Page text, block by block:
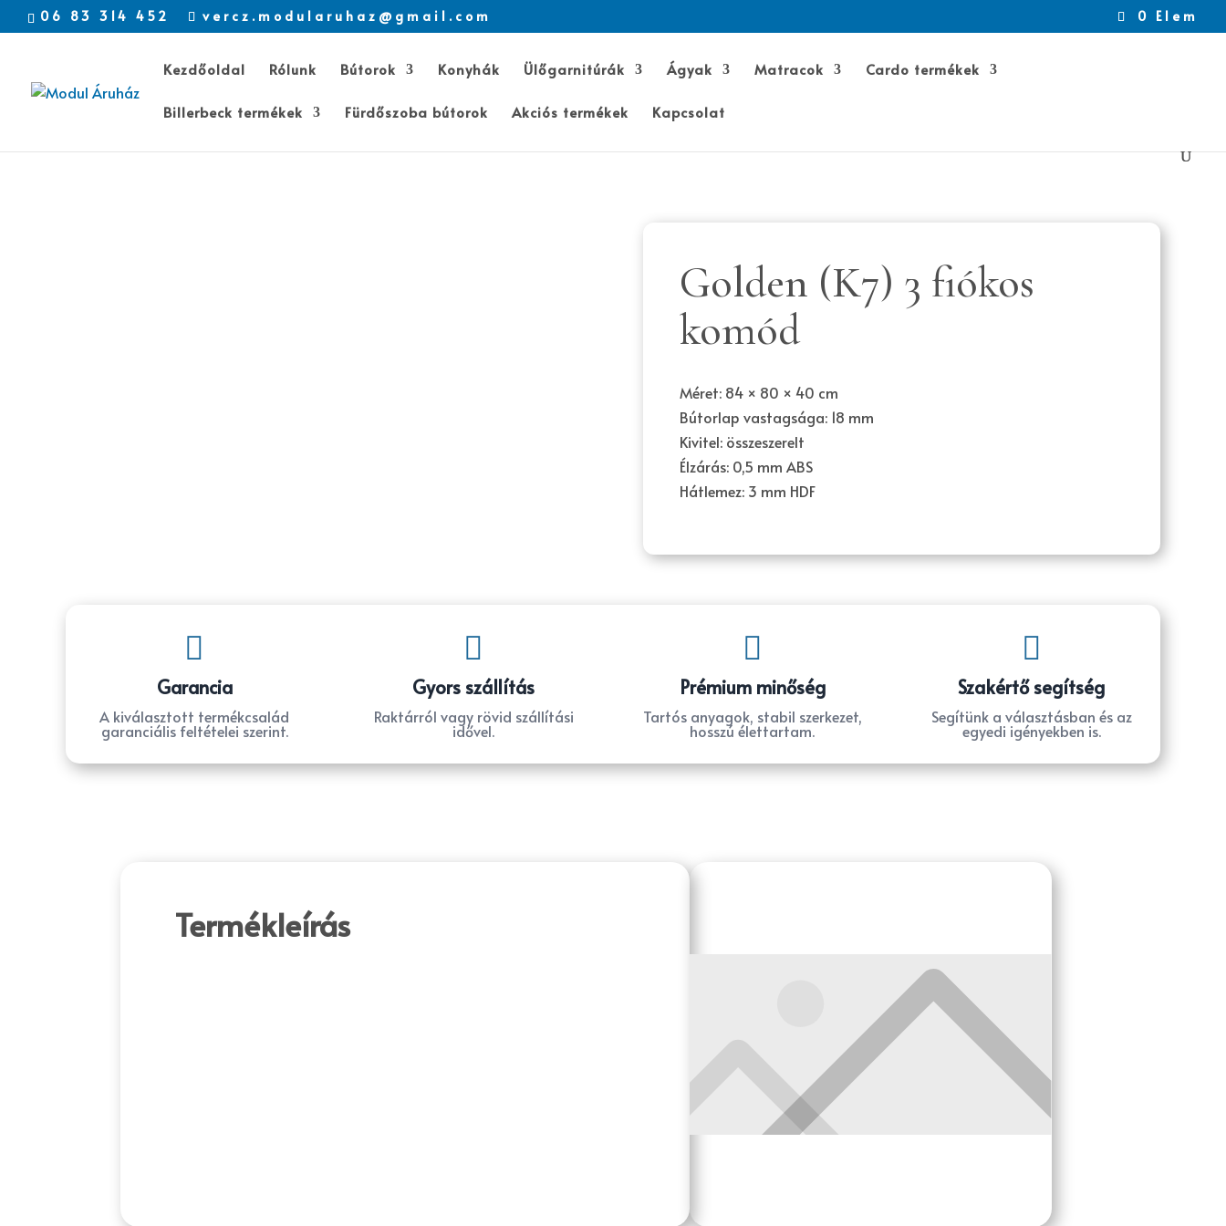
06 83 314 452 vercz.modularuhaz@gmail.com 0 Elem
Kezdőoldal Rólunk Bútorok Konyhák Ülőgarnitúrák Ágyak Matracok Cardo termékek
Billerbeck termékek Fürdőszoba bútorok Akciós termékek Kapcsolat
Golden (K7) 3 fiókos
komód
Méret: 84 × 80 × 40 cm
Bútorlap vastagsága: 18 mm
Kivitel: összeszerelt
Élzárás: 0,5 mm ABS
Hátlemez: 3 mm HDF

Garancia
A kiválasztott termékcsalád
garanciális feltételei szerint.

Gyors szállítás
Raktárról vagy rövid szállítási
idővel.

Prémium minőség
Tartós anyagok, stabil szerkezet,
hosszú élettartam.

Szakértő segítség
Segítünk a választásban és az
egyedi igényekben is.
Termékleírás